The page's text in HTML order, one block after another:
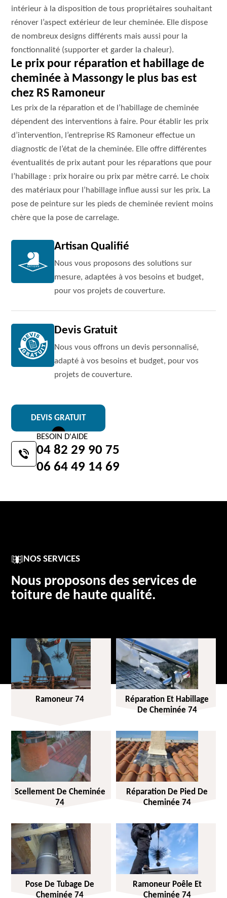
intérieur à la disposition de tous propriétaires souhaitant
rénover l’aspect extérieur de leur cheminée. Elle dispose
de nombreux designs différents mais aussi pour la
fonctionnalité (supporter et garder la chaleur).
Le prix pour réparation et habillage de
cheminée à Massongy le plus bas est
chez RS Ramoneur
Les prix de la réparation et de l’habillage de cheminée
dépendent des interventions à faire. Pour établir les prix
d’intervention, l’entreprise RS Ramoneur effectue un
diagnostic de l’état de la cheminée. Elle offre différentes
éventualités de prix autant pour les réparations que pour
l’habillage : prix horaire ou prix par mètre carré. Le choix
des matériaux pour l’habillage influe aussi sur les prix. La
pose de peinture sur les pieds de cheminée revient moins
chère que la pose de carrelage.
Artisan Qualifié
Nous vous proposons des solutions sur
mesure, adaptées à vos besoins et budget,
pour vos projets de couverture.
Devis Gratuit
Nous vous offrons un devis personnalisé,
adapté à vos besoins et budget, pour vos
projets de couverture.
DEVIS GRATUIT
BESOIN D'AIDE
04 82 29 90 75
06 64 49 14 69
NOS SERVICES
Nous proposons des services de
toiture de haute qualité.
Ramoneur 74
Réparation Et Habillage
De Cheminée 74
Scellement De Cheminée
74
Réparation De Pied De
Cheminée 74
Pose De Tubage De
Cheminée 74
Ramoneur Poêle Et
Cheminée 74